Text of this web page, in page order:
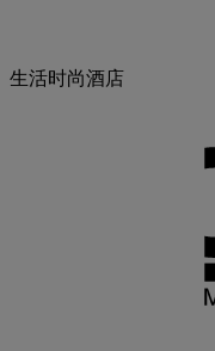
生活时尚酒店